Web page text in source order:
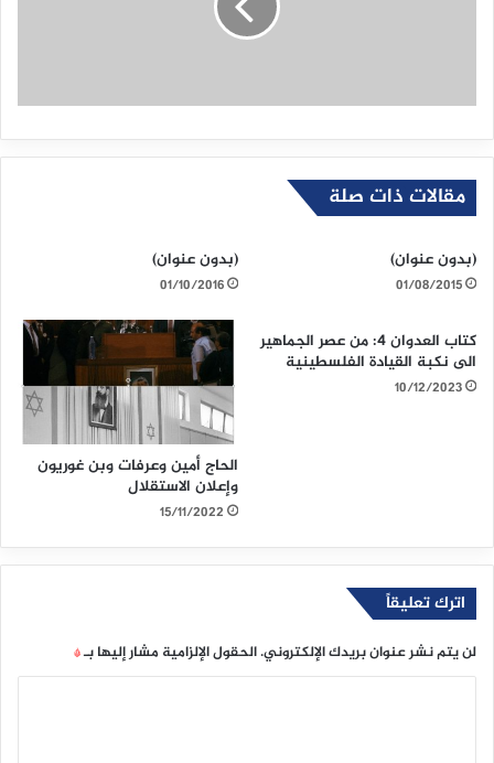
مقالات ذات صلة
(بدون عنوان)
01/08/2015
(بدون عنوان)
01/10/2016
كتاب العدوان 4: من عصر الجماهير
الى نكبة القيادة الفلسطينية
10/12/2023
الحاج أمين وعرفات وبن غوريون
وإعلان الاستقلال
15/11/2022
اترك تعليقاً
لن يتم نشر عنوان بريدك الإلكتروني.الحقول الإلزامية مشار إليها بـ*